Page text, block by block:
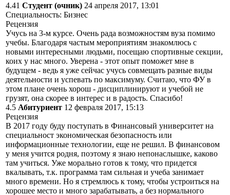
4.41 Студент (очник) 24 апреля 2017, 13:01
Специальность: Бизнес
Рецензия
Учусь на 3-м курсе. Очень рада возможностям вуза помимо
учебы. Благодаря частым мероприятиям знакомлюсь с
новыми интересными людьми, посещаю спортивные секции,
коих у нас много. Уверена - этот опыт поможет мне в
будущем - ведь я уже сейчас учусь совмещать разные виды
деятельности и успевать по максимуму. Считаю, что ФУ в
этом плане очень хорош - дисциплинируют и учебой не
грузят, она скорее в интерес и в радость. Спасибо!
4.5 Абитуриент 12 февраля 2017, 15:13
Рецензия
В 2017 году буду поступать в Финансовый университет на
специальност экономическая безопасность или
информационные технологии, еще не решил. В финансовом
у меня учится родня, поэтому я знаю непонаслышке, каково
там учиться. Уже морально готов к тому, что придется
вкалывать, т.к. программа там сильная и учеба занимает
много времени. Но я стремлюсь к тому, чтобы устроиться на
хорошее место и много зарабатывать, а без нормального